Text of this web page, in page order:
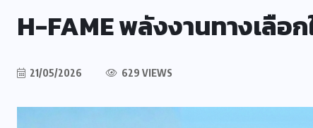
H-FAME พลังงานทางเลือ
21/05/2026 629 VIEWS